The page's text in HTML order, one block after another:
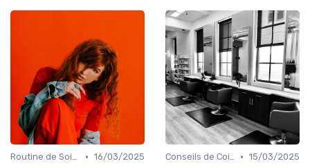
Routine de Soins pour Cheveux Bouclés • 16/03/2025
Conseils de Coiffage • 15/03/2025